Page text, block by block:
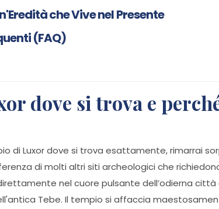
che Vive nel Presente
(FAQ)
dove si trova e
di Luxor dove si trova esattamente, rimarrai
di molti altri siti archeologici che
nel cuore pulsante dell’odierna città
Tebe. Il tempio si affaccia